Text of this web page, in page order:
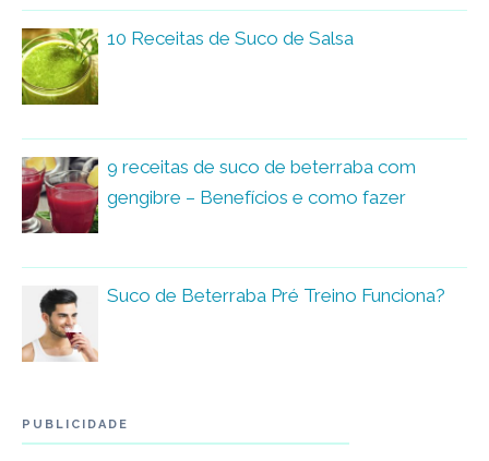
10 Receitas de Suco de Salsa
9 receitas de suco de beterraba com
gengibre – Benefícios e como fazer
Suco de Beterraba Pré Treino Funciona?
PUBLICIDADE